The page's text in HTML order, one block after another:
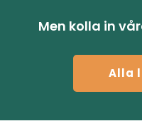
Men kolla in
Alla